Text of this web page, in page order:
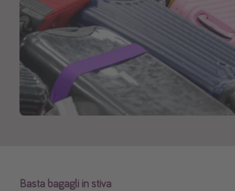
Basta bagagli in stiva